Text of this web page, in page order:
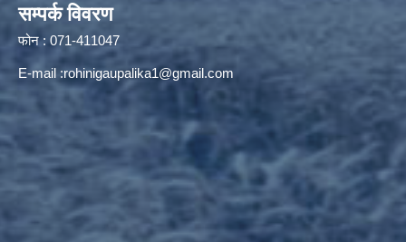
सम्पर्क विवरण
फोन : 071-411047
E-mail :rohinigaupalika1@gmail.com